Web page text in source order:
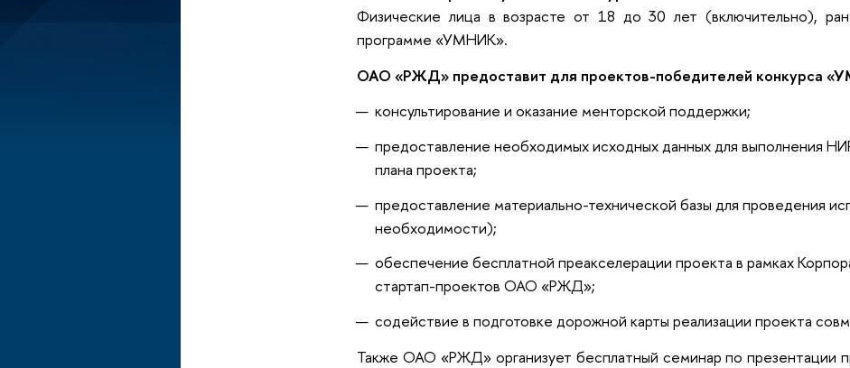
Физические лица в возрасте от 18 до 30 лет (включительно),
программе «УМНИК».
ОАО «РЖД» предоставит для проектов-победителей конкурса
консультирование и оказание менторской поддержки;
предоставление необходимых исходных данных для выполнения
плана проекта;
предоставление материально-технической базы для проведения
необходимости);
обеспечение бесплатной преакселерации проекта в рамках
стартап-проектов ОАО «РЖД»;
содействие в подготовке дорожной карты реализации проекта
Также ОАО «РЖД» организует бесплатный семинар по презентации